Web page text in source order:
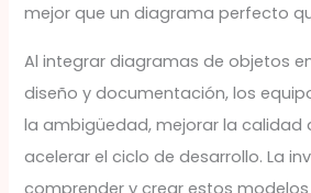
mejor que un diagrama perfecto
Al integrar diagramas de objetos
diseño y documentación, los
la ambigüedad, mejorar la calidad
acelerar el ciclo de desarrollo. La
comprender y crear estos